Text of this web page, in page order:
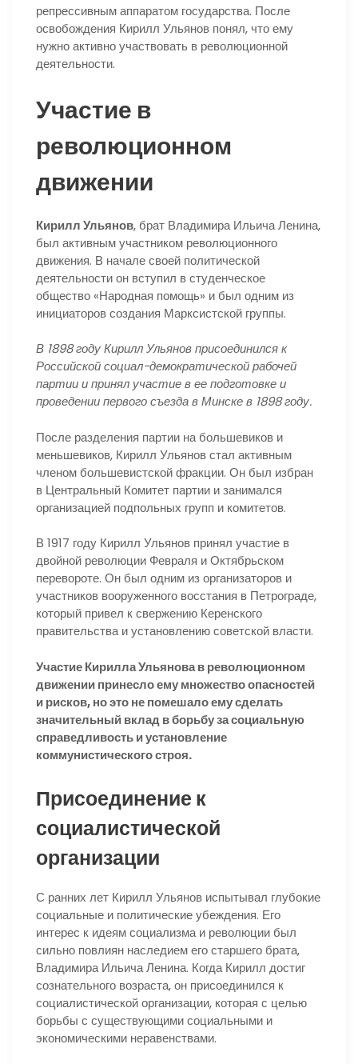
репрессивным аппаратом государства. После
освобождения Кирилл Ульянов понял, что ему
нужно активно участвовать в революционной
деятельности.
Участие в
революционном
движении
Кирилл Ульянов, брат Владимира Ильича Ленина,
был активным участником революционного
движения. В начале своей политической
деятельности он вступил в студенческое
общество «Народная помощь» и был одним из
инициаторов создания Марксистской группы.
В 1898 году Кирилл Ульянов присоединился к
Российской социал-демократической рабочей
партии и принял участие в ее подготовке и
проведении первого съезда в Минске в 1898 году.
После разделения партии на большевиков и
меньшевиков, Кирилл Ульянов стал активным
членом большевистской фракции. Он был избран
в Центральный Комитет партии и занимался
организацией подпольных групп и комитетов.
В 1917 году Кирилл Ульянов принял участие в
двойной революции Февраля и Октябрьском
перевороте. Он был одним из организаторов и
участников вооруженного восстания в Петрограде,
который привел к свержению Керенского
правительства и установлению советской власти.
Участие Кирилла Ульянова в революционном
движении принесло ему множество опасностей
и рисков, но это не помешало ему сделать
значительный вклад в борьбу за социальную
справедливость и установление
коммунистического строя.
Присоединение к
социалистической
организации
С ранних лет Кирилл Ульянов испытывал глубокие
социальные и политические убеждения. Его
интерес к идеям социализма и революции был
сильно повлиян наследием его старшего брата,
Владимира Ильича Ленина. Когда Кирилл достиг
сознательного возраста, он присоединился к
социалистической организации, которая с целью
борьбы с существующими социальными и
экономическими неравенствами.